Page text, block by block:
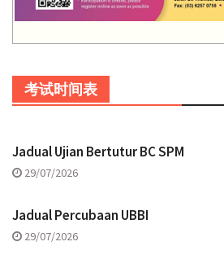
考试时间表
Jadual Ujian Bertutur BC SPM
29/07/2026
Jadual Percubaan UBBI
29/07/2026